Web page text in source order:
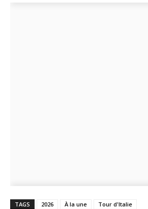
TAGS 2026 À la une Tour d'Italie